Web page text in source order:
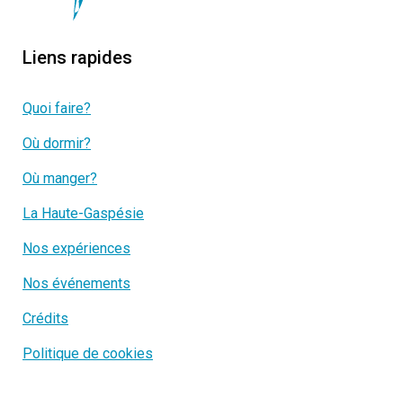
Liens rapides
Quoi faire?
Où dormir?
Où manger?
La Haute-Gaspésie
Nos expériences
Nos événements
Crédits
Politique de cookies